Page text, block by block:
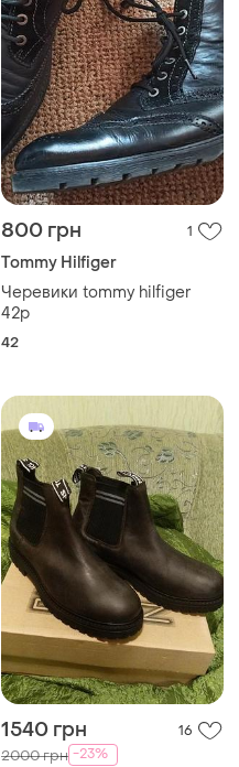
800 грн 1
Tommy Hilfiger
Черевики tommy hilfiger
42р
42
1540 грн 16
2000 грн -23%